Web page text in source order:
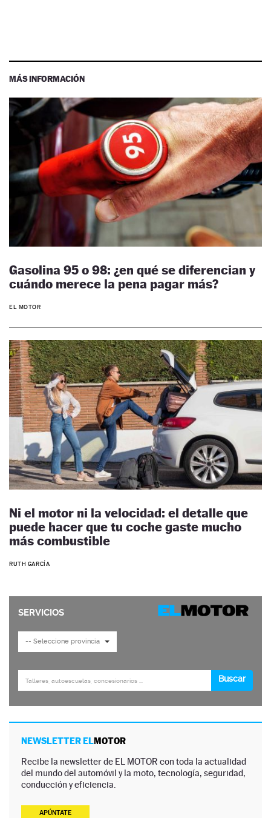
MÁS INFORMACIÓN
Gasolina 95 o 98: ¿en qué se diferencian y
cuándo merece la pena pagar más?
EL MOTOR
Ni el motor ni la velocidad: el detalle que
puede hacer que tu coche gaste mucho
más combustible
RUTH GARCÍA
NEWSLETTER ELMOTOR
Recibe la newsletter de EL MOTOR con toda la actualidad
del mundo del automóvil y la moto, tecnología, seguridad,
conducción y eficiencia.
APÚNTATE